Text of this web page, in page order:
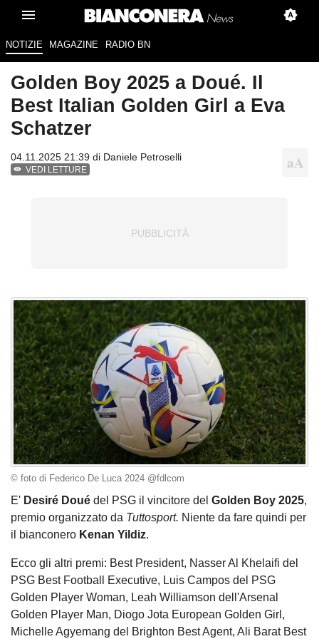
NOTIZIE MAGAZINE RADIO BN
Golden Boy 2025 a Doué. Il
Best Italian Golden Girl a Eva
Schatzer
04.11.2025 21:39 di Daniele Petroselli
VEDI LETTURE
© foto di Federico De Luca 2024 @fdlcom
E' Desiré Doué del PSG il vincitore del Golden Boy 2025,
premio organizzato da Tuttosport. Niente da fare quindi per
il bianconero Kenan Yildiz.
Ecco gli altri premi: Best President, Nasser Al Khelaifi del
PSG Best Football Executive, Luis Campos del PSG
Golden Player Woman, Leah Williamson dell'Arsenal
Golden Player Man, Diogo Jota European Golden Girl,
Michelle Agyemang del Brighton Best Agent, Ali Barat Best